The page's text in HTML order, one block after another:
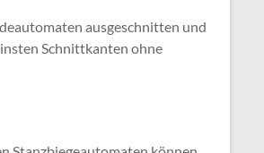
ausgeschnitten und
Schnittkanten ohne